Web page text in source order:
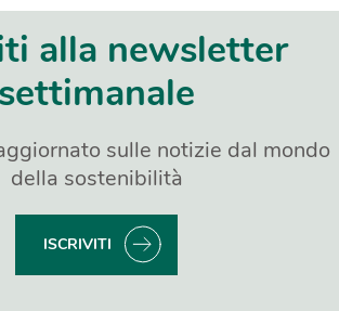
alla newsletter
settimanale
sulle notizie dal mondo
della sostenibilità
ISCRIVITI